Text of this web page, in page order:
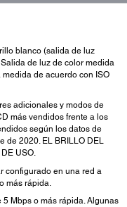
blanco (salida de luz
de luz de color medida
de acuerdo con ISO
adicionales y modos de
más vendidos frente a los
según los datos de
de 2020. EL BRILLO DEL
USO.
configurado en una red a
más rápida.
Mbps o más rápida. Algunas